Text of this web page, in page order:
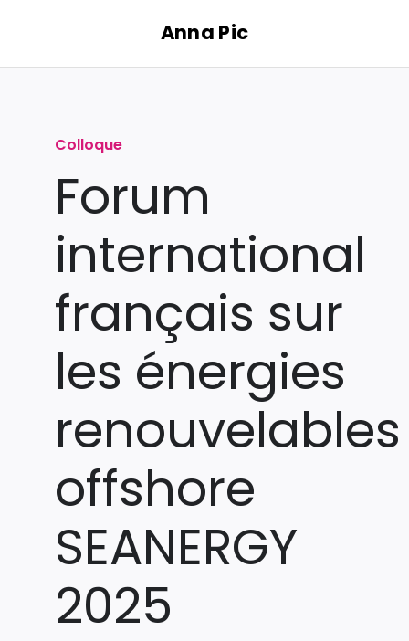
contenu
Anna Pic
Colloque
Forum
international
français sur
les énergies
renouvelables
offshore
SEANERGY
2025